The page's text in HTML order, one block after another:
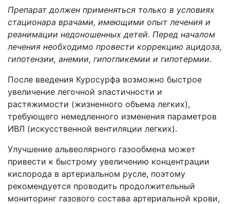
Препарат должен применяться только в условиях
стационара врачами, имеющими опыт лечения и
реанимации недоношенных детей. Перед началом
лечения необходимо провести коррекцию ацидоза,
гипотензии, анемии, гипогликемии и гипотермии.
После введения Куросурфа возможно быстрое
увеличение легочной эластичности и
растяжимости (жизненного объема легких),
требующего немедленного изменения параметров
ИВЛ (искусственной вентиляции легких).
Улучшение альвеолярного газообмена может
привести к быстрому увеличению концентрации
кислорода в артериальном русле, поэтому
рекомендуется проводить продолжительный
мониторинг газового состава артериальной крови,